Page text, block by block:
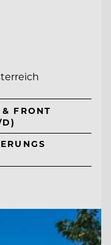
FRONT